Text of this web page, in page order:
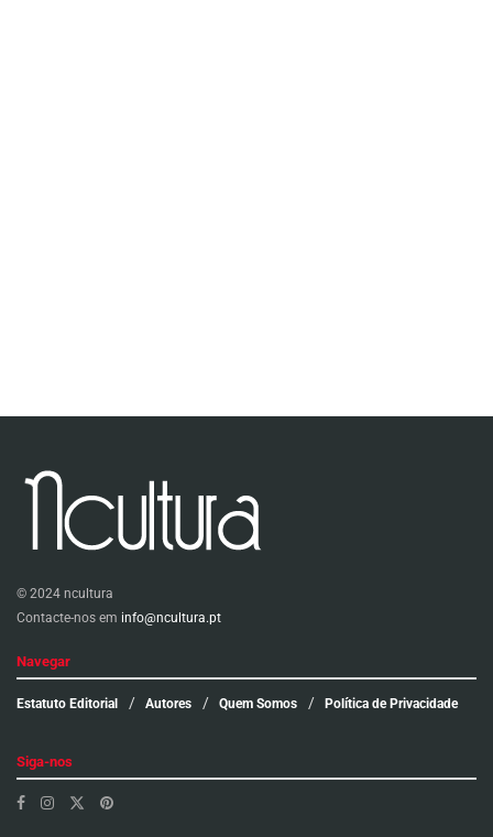
© 2024 ncultura
Contacte-nos em info@ncultura.pt
Navegar
Estatuto Editorial Autores Quem Somos Política de Privacidade
Siga-nos